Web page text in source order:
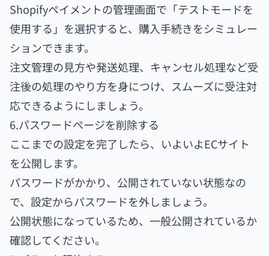
Shopifyペイメントの管理画面で「テストモードを
使用する」を選択すると、購入手続きをシミュレー
ションできます。
注文管理の見方や発送処理、キャンセル処理など受
注後の処理のやり方を身につけ、スムーズに受注対
応できるようにしましょう。
6.パスワードページを削除する
ここまでの設定を完了したら、いよいよECサイト
を公開します。
パスワードがかかり、公開されていない状態なの
で、設定からパスワードを外しましょう。
公開状態になっているため、一般公開されているか
確認してください。